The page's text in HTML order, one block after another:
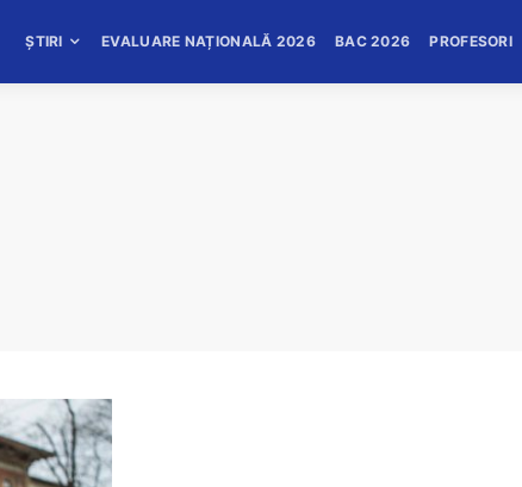
ȘTIRI EVALUARE NAȚIONALĂ 2026 BAC 2026 PROFESORI